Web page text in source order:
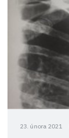
23. února 2021